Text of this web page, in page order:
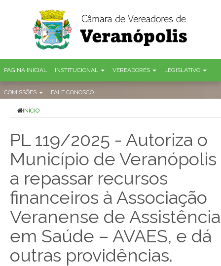
PÁGINA INICIAL INSTITUCIONAL VEREADORES LEGISLATIVO
COMISSÕES FALE CONOSCO
INÍCIO
PL 119/2025 - Autoriza o
Município de Veranópolis
a repassar recursos
financeiros à Associação
Veranense de Assistência
em Saúde – AVAES, e dá
outras providências.